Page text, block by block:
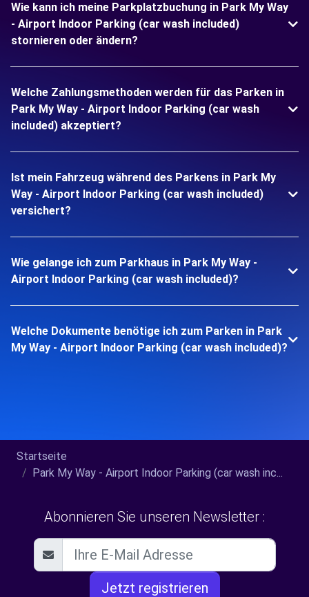
Wie kann ich meine Parkplatzbuchung in Park My Way
- Airport Indoor Parking (car wash included)
stornieren oder ändern?
Welche Zahlungsmethoden werden für das Parken in
Park My Way - Airport Indoor Parking (car wash
included) akzeptiert?
Ist mein Fahrzeug während des Parkens in Park My
Way - Airport Indoor Parking (car wash included)
versichert?
Wie gelange ich zum Parkhaus in Park My Way -
Airport Indoor Parking (car wash included)?
Welche Dokumente benötige ich zum Parken in Park
My Way - Airport Indoor Parking (car wash included)?
Startseite
Park My Way - Airport Indoor Parking (car wash inc...
Abonnieren Sie unseren Newsletter :
Jetzt registrieren